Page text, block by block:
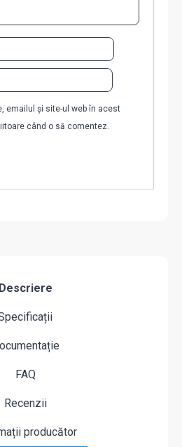
emailul și site-ul web în acest
când o să comentez.
Descriere
FAQ
Recenzii
producător